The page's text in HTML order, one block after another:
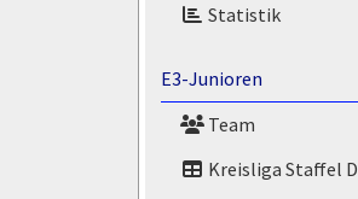
Statistik
E3-Junioren
Team
Kreisliga Staffel D